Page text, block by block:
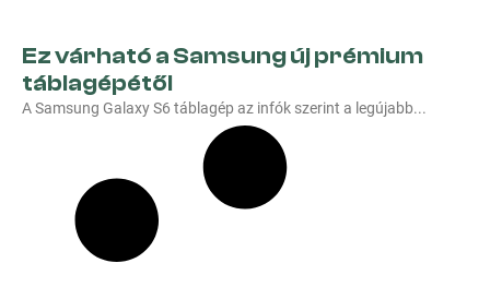
Ez várható a Samsung új prémium
táblagépétől
A Samsung Galaxy S6 táblagép az infók szerint a legújabb